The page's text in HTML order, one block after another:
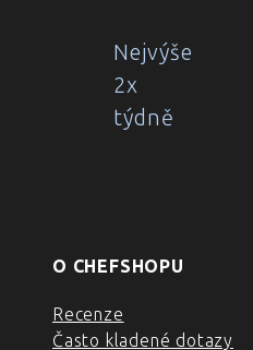
Nejvýše
2x
týdně
O CHEFSHOPU
Recenze
Často kladené dotazy